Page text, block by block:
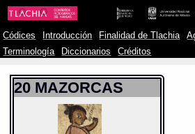
Códices Introducción Finalidad de Tlachia
Terminología
Diccionarios Créditos
20 MAZORCAS